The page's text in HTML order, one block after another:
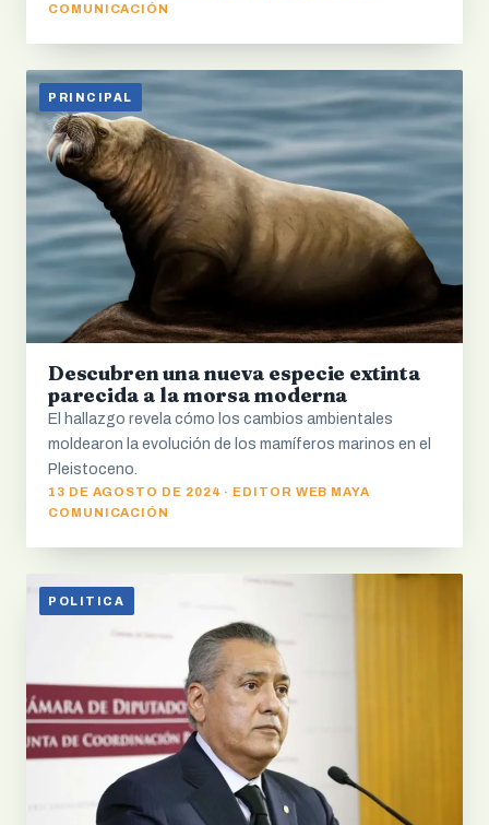
COMUNICACIÓN
PRINCIPAL
Descubren una nueva especie extinta
parecida a la morsa moderna
El hallazgo revela cómo los cambios ambientales
moldearon la evolución de los mamíferos marinos en el
Pleistoceno.
13 DE AGOSTO DE 2024 · EDITOR WEB MAYA
COMUNICACIÓN
POLITICA